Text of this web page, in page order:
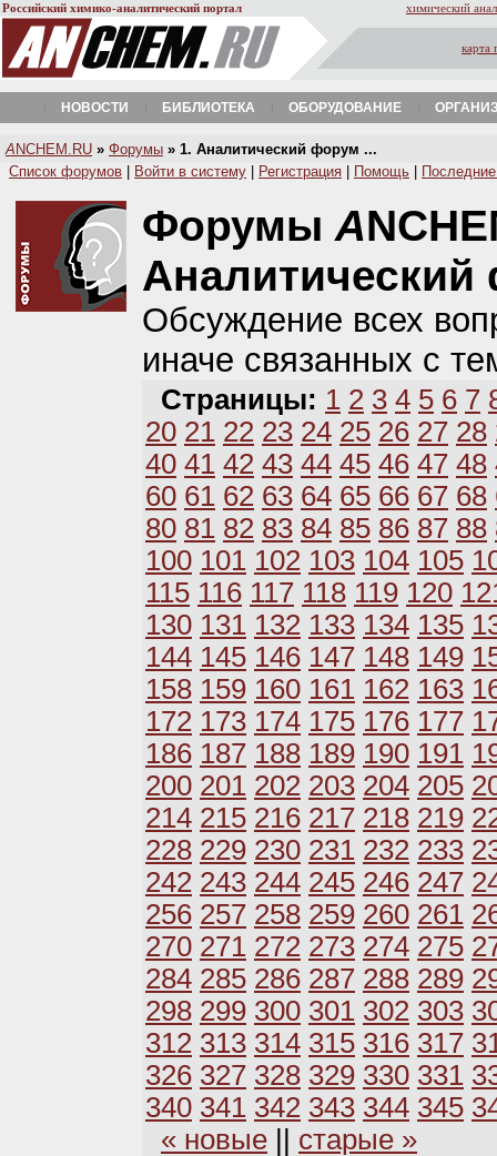
Российский химико-аналитический портал химический
карта
НОВОСТИ БИБЛИОТЕКА ОБОРУДОВАНИЕ
A NCHEM.RU » Форумы » 1. Аналитический форум ...
Список форумов
Войти в систему Регистрация Помощь
Форумы A
Обсуждение всех
иначе связанных с
Страницы: 1 2 3 4 5 6 7
20 21 22 23 24 25 26 27 28
40 41 42 43 44 45 46 47 48
60 61 62 63 64 65 66 67 68
80 81 82 83 84 85 86 87 88
100 101 102 103 104 105
115 116 117 118 119 120
130 131 132 133 134 135
144 145 146 147 148 149
158 159 160 161 162 163
172 173 174 175 176 177
186 187 188 189 190 191
200 201 202 203 204 205
214 215 216 217 218 219
228 229 230 231 232 233
242 243 244 245 246 247
256 257 258 259 260 261
270 271 272 273 274 275
284 285 286 287 288 289
298 299 300 301 302 303
312 313 314 315 316 317
326 327 328 329 330 331
340 341 342 343 344 345
« новые
старые »